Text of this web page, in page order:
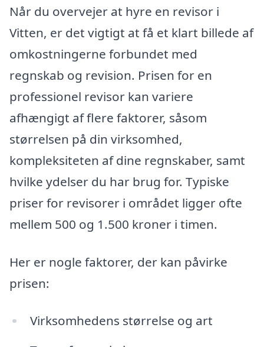
Når du overvejer at hyre en revisor i
Vitten, er det vigtigt at få et klart billede af
omkostningerne forbundet med
regnskab og revision. Prisen for en
professionel revisor kan variere
afhængigt af flere faktorer, såsom
størrelsen på din virksomhed,
kompleksiteten af dine regnskaber, samt
hvilke ydelser du har brug for. Typiske
priser for revisorer i området ligger ofte
mellem 500 og 1.500 kroner i timen.
Her er nogle faktorer, der kan påvirke
prisen:
Virksomhedens størrelse og art